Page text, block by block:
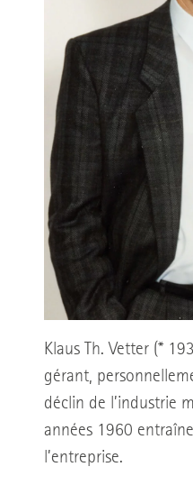
Klaus Th. Vetter (*
gérant,
déclin de l’industrie
années 1960
l’entreprise.